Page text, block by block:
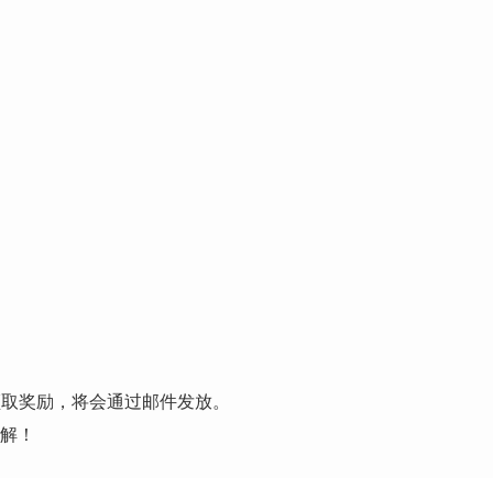
奖励，将会通过邮件发放。
！